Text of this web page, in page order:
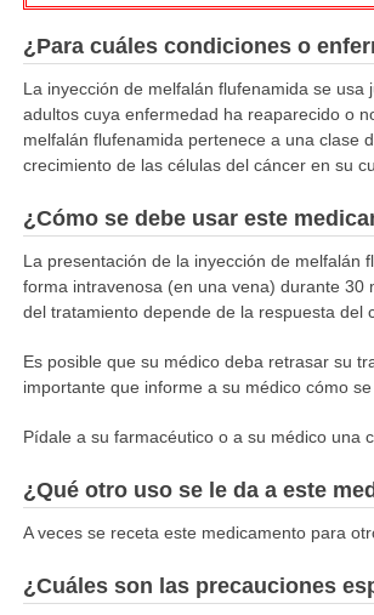
¿Para cuáles condiciones o
La inyección de melfalán flufenamida se
adultos cuya enfermedad ha reaparecido o
melfalán flufenamida pertenece a una clase
crecimiento de las células del cáncer en su
¿Cómo se debe usar este
La presentación de la inyección de melfalán
forma intravenosa (en una vena) durante 30
del tratamiento depende de la respuesta del
Es posible que su médico deba retrasar su
importante que informe a su médico cómo
Pídale a su farmacéutico o a su médico una
¿Qué otro uso se le da a este
A veces se receta este medicamento para
¿Cuáles son las precauciones